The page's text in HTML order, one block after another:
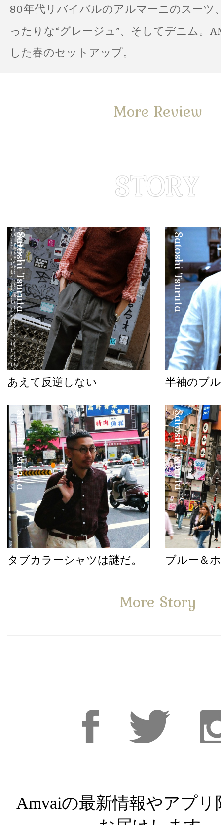
80年代リバイバルのアルマーニのスーツ
ったりな“グレージュ”、そしてデニム。
した春のセットアップ。
More Review
Satoshi Tsuruta
あえて反逆しない
Satoshi Tsuruta
半袖のブ
Satoshi Tsuruta
タブカラーシャツは謎だ。
Satoshi Tsuruta
ブルー＆
More Story
Amvaiの最新情報やアプリ